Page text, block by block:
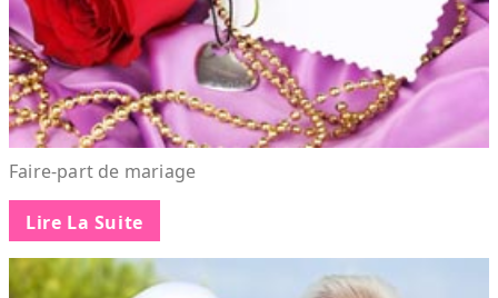
Faire-part de mariage
Lire La Suite